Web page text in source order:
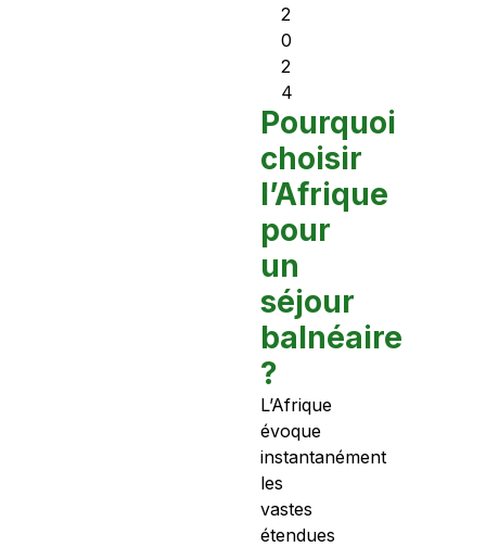
2
0
2
4
Pourquoi
choisir
l’Afrique
pour
un
séjour
balnéaire
?
L’Afrique
évoque
instantanément
les
vastes
étendues